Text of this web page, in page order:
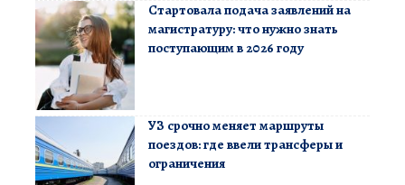
Стартовала подача заявлений на
магистратуру: что нужно знать
поступающим в 2026 году
УЗ срочно меняет маршруты
поездов: где ввели трансферы и
ограничения